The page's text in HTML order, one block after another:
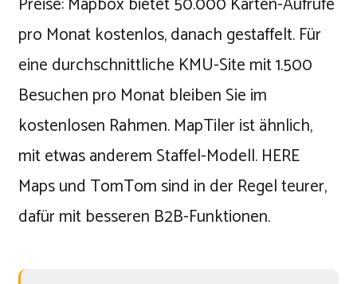
pro Monat kostenlos, danach gestaffelt. Für
eine durchschnittliche KMU-Site mit 1.500
Besuchen pro Monat bleiben Sie im
kostenlosen Rahmen. MapTiler ist ähnlich,
mit etwas anderem Staffel-Modell. HERE
Maps und TomTom sind in der Regel teurer,
dafür mit besseren B2B-Funktionen.